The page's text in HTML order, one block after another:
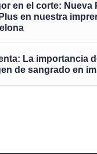
en el corte: Nueva
en nuestra
La importancia
de sangrado en